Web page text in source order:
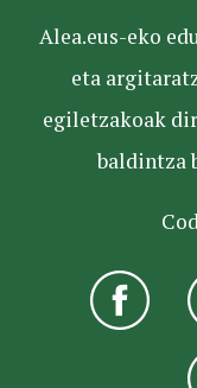
Alea.eus-eko
eta
egiletzakoak
baldintza